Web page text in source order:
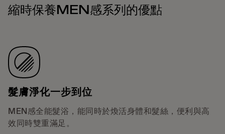
縮時保養MEN感系列的優點
髮膚淨化一步到位
MEN感全能髮浴，能同時於煥活身體和髮絲，便利與高
效同時雙重滿足。